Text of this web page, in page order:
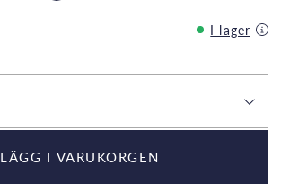
I lager
LÄGG I VARUKORGEN